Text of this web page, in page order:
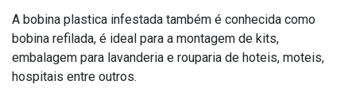
A bobina plastica infestada também é conhecida como
bobina refilada, é ideal para a montagem de kits,
embalagem para lavanderia e rouparia de hoteis, moteis,
hospitais entre outros.